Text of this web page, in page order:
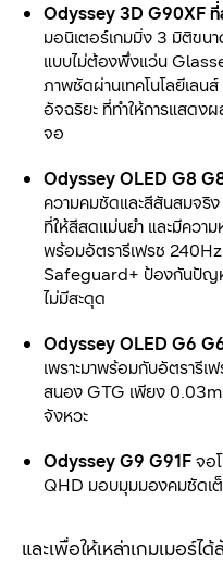
Odyssey 3D G90XF
มอนิเตอร์เกมมิ่ง 3 มิติขน
แบบไม่ต้องพึ่งแว่น
ภาพชัดผ่านเทคโนโลยีเล
อัจฉริยะ ที่ทำให้การแสดง
จอ
Odyssey OLED G8
ความคมชัดและสีสันสมจริ
ที่ให้สีสดแม่นยำ และมีควา
พร้อมอัตรารีเฟรช
Safeguard+ ป้องกันปัญห
ไม่มีสะดุด
Odyssey OLED G6
เพราะมาพร้อมกับอัตรารี
สนอง GTG เพียง
จังหวะ
Odyssey G9 G91Fจอ
QHD มอบมุมมองคมชัดเต็
และเพื่อให้เหล่าเกมเมอร์